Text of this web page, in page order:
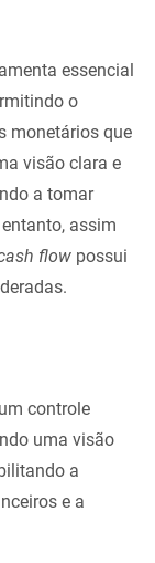
essencial
o
monetários que
visão clara e
a tomar
assim
flow possui
controle
uma visão
a
e a